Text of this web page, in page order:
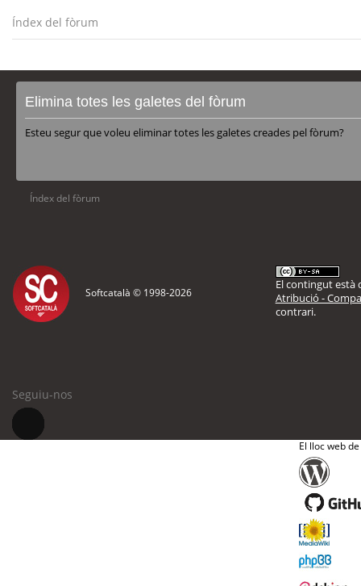
Índex del fòrum
Elimina totes les galetes del fòrum
Esteu segur que voleu eliminar totes les galetes creades pel fòrum?
Índex del fòrum
Softcatalà © 1998-2026
El contingut està
Atribució -
contrari.
Seguiu-nos
El lloc web